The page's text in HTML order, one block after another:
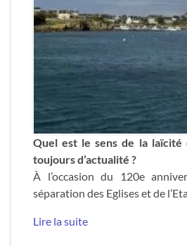
Quel est le sens de la
toujours d’actualité ?
À l’occasion du 120e
séparation des Eglises et de
Lire la suite